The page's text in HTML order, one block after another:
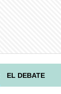
EL DEBATE